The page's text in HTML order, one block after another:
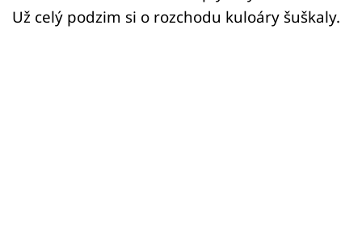
Už celý podzim si o rozchodu kuloáry šuškaly.